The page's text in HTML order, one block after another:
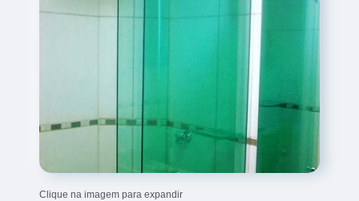
Clique na imagem para expandir